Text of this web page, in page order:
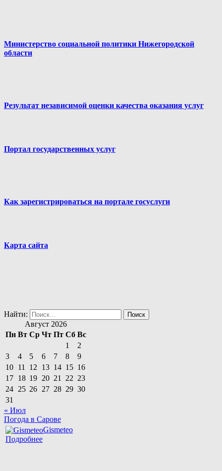
Министерство социальной политики Нижегородской
области
Результат независимой оценки качества оказания услуг
Портал государственных услуг
Как зарегистрироваться на портале госуслуги
Карта сайта
Найти:
Август 2026
Пн Вт Ср Чт Пт Сб Вс
1
2
3
4 5 6 7 8
9
10 11 12 13 14 15 16
17 18 19 20 21 22 23
24 25 26 27 28 29 30
31
« Июл
Погода в Сарове
Gismeteo
Подробнее